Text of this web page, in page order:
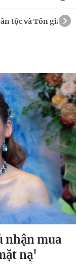
tộc và Tôn giáo
nhận mua
nạ'